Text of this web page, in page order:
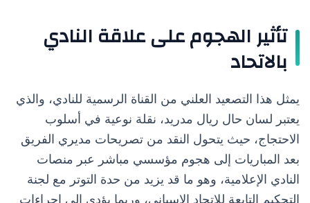
تأثير الهجوم على علاقة النادي
بالاتحاد
يمثل هذا التصعيد العلني من القناة الرسمية للنادي، والذي
يعتبر لسان حال ريال مدريد، نقلة نوعية في أسلوب
الاحتجاج، حيث يتحول النقد من تصريحات مديري الفريق
بعد المباريات إلى هجوم مؤسسي مباشر عبر منصات
النادي الإعلامية، وهو ما قد يزيد من حدة التوتر مع لجنة
التحكيم التابعة للاتحاد الإسباني، وربما يؤدي إلى إجراءات